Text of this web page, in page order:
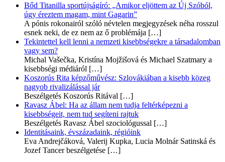
Bőd Titanilla sportújságíró: „Amikor eljöttem az Új Szóból,
úgy éreztem magam, mint Gagarin”
A pónis rokonairól szóló névtelen megjegyzések néha rosszul
esnek neki, de ez nem az ő problémája […]
Tekintettel kell lenni a nemzeti kisebbségekre a társadalomban
vagy sem?
Michal Vašečka, Kristína Mojžišová és Michael Szatmary a
kisebbségi médiáról […]
Koszorús Rita képzőművész: Szlovákiában a kisebb közeg
nagyob rivalizálással jár
Beszélgetés Koszorús Ritával […]
Ravasz Ábel: Ha az állam nem tudja feltérképezni a
kisebbségeit, nem tud segíteni rajtuk
Beszélgetés Ravasz Ábel szociológussal […]
Identitásaink, évszázadaink, régióink
Eva Andrejčáková, Valerij Kupka, Lucia Molnár Satinská és
Jozef Tancer beszélgetése […]